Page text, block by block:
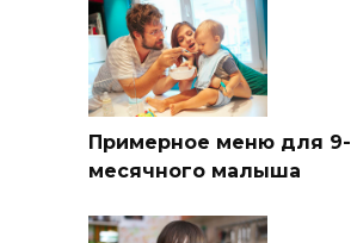
Примерное меню для 9-
месячного малыша